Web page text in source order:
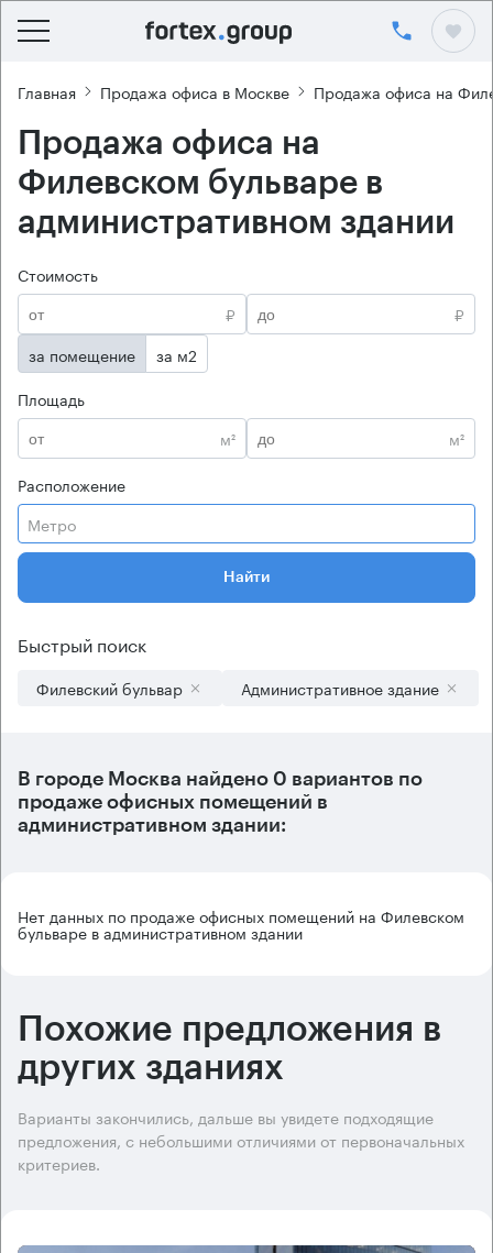
Главная Продажа офиса в Москве Продажа офиса на
Продажа офиса на
Филевском бульваре в
административном здании
Стоимость
₽
₽
за помещение
за м2
Площадь
м²
м²
Расположение
Метро
Найти
Быстрый поиск
Филевский бульвар Административное здание
В городе Москва найдено 0 вариантов по
продаже офисных помещений в
административном здании:
Нет данных по продаже офисных помещений на Филевском
бульваре в административном здании
Похожие предложения в
других зданиях
Варианты закончились, дальше вы увидете подходящие
предложения, с небольшими отличиями от первоначальных
критериев.